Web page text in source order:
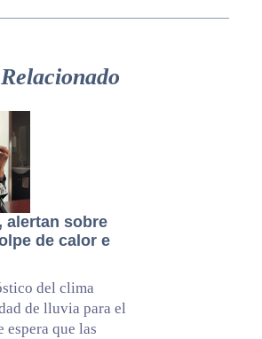
alertan sobre
de calor e
del clima
de lluvia para el
espera que las